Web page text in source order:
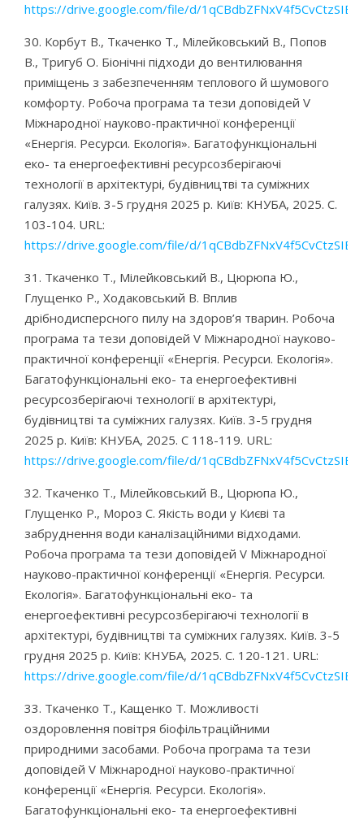
https://drive.google.com/file/d/
30. Корбут В., Ткаченко Т., Мілейковський В., Попов
В., Тригуб О. Біонічні підходи до вентилювання
приміщень з забезпеченням теплового й шумового
комфорту. Робоча програма та тези доповідей V
Міжнародної науково-практичної конференції
«Енергія. Ресурси. Екологія». Багатофункціональні
еко- та енергоефективні ресурсозберігаючі
технології в архітектурі, будівництві та суміжних
галузях. Київ. 3-5 грудня 2025 р. Київ: КНУБА, 2025. С.
103-104. URL:
https://drive.google.com/file/d/
31. Ткаченко Т., Мілейковський В., Цюрюпа Ю.,
Глущенко Р., Ходаковський В. Вплив
дрібнодисперсного пилу на здоров’я тварин. Робоча
програма та тези доповідей V Міжнародної науково-
практичної конференції «Енергія. Ресурси. Екологія».
Багатофункціональні еко- та енергоефективні
ресурсозберігаючі технології в архітектурі,
будівництві та суміжних галузях. Київ. 3-5 грудня
2025 р. Київ: КНУБА, 2025. С 118-119. URL:
https://drive.google.com/file/d/
32. Ткаченко Т., Мілейковський В., Цюрюпа Ю.,
Глущенко Р., Мороз С. Якість води у Києві та
забруднення води каналізаційними відходами.
Робоча програма та тези доповідей V Міжнародної
науково-практичної конференції «Енергія. Ресурси.
Екологія». Багатофункціональні еко- та
енергоефективні ресурсозберігаючі технології в
архітектурі, будівництві та суміжних галузях. Київ. 3-5
грудня 2025 р. Київ: КНУБА, 2025. С. 120-121. URL:
https://drive.google.com/file/d/
33. Ткаченко Т., Кащенко Т. Можливості
оздоровлення повітря біофільтраційними
природними засобами. Робоча програма та тези
доповідей V Міжнародної науково-практичної
конференції «Енергія. Ресурси. Екологія».
Багатофункціональні еко- та енергоефективні